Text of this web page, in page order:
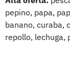
pepino, papa,
banano, curaba,
repollo, lechuga,